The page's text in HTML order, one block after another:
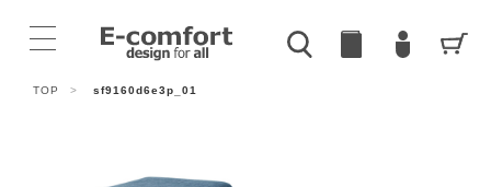
TOP > sf9160d6e3p_01